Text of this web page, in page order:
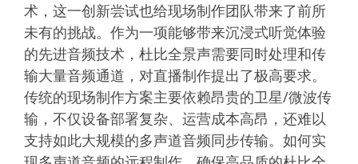
术，这一创新尝试也给现场制作团队带来了前所
未有的挑战。作为一项能够带来沉浸式听觉体验
的先进音频技术，杜比全景声需要同时处理和传
输大量音频通道，对直播制作提出了极高要求。
传统的现场制作方案主要依赖昂贵的卫星/微波传
输 ，不仅设备部署复杂、运营成本高昂，还难以
支持如此大规模的多声道音频同步传输。如何实